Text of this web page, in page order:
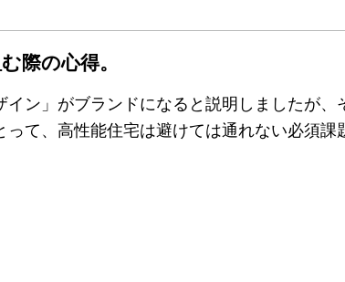
際の心得。
イン」がブランドになると説明しましたが、
て、高性能住宅は避けては通れない必須課